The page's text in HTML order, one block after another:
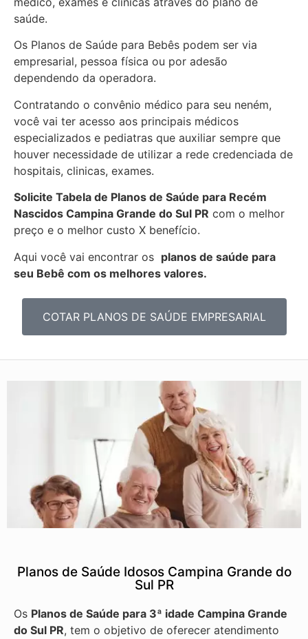
saúde.
Os Planos de Saúde para Bebês podem ser via
empresarial, pessoa física ou por adesão
dependendo da operadora.
Contratando o convênio médico para seu neném,
você vai ter acesso aos principais médicos
especializados e pediatras que auxiliar sempre que
houver necessidade de utilizar a rede credenciada de
hospitais, clinicas, exames.
Solicite Tabela de Planos de Saúde para Recém
Nascidos Campina Grande do Sul PR com o melhor
preço e o melhor custo X benefício.
Aqui você vai encontrar os planos de saúde para
seu Bebê com os melhores valores.
COTAR PLANOS DE SAÚDE EMPRESARIAL
Planos de Saúde Idosos Campina Grande do
Sul PR
Os Planos de Saúde para 3ª idade Campina Grande
do Sul PR, tem o objetivo de oferecer atendimento